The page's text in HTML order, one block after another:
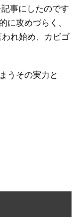
事にしたのです
に攻めづらく、
れ始め、カビゴ
うその実力と